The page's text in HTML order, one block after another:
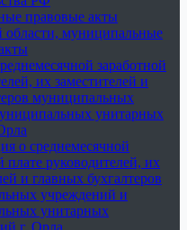
правовые акты
области, муниципальные
заработной
их заместителей и
муниципальных
унитарных
о среднемесячной
плате руководителей, их
и главных бухгалтеров
учреждений и
унитарных
г. Орла